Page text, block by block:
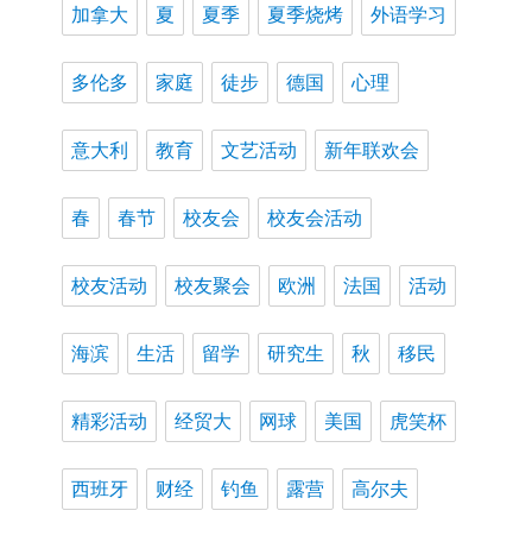
加拿大 夏 夏季 夏季烧烤 外语学习
多伦多 家庭 徒步 德国 心理
意大利 教育 文艺活动 新年联欢会
春 春节 校友会 校友会活动
校友活动 校友聚会 欧洲 法国 活动
海滨 生活 留学 研究生 秋 移民
精彩活动 经贸大 网球 美国 虎笑杯
西班牙 财经 钓鱼 露营 高尔夫